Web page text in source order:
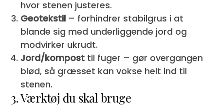
hvor stenen justeres.
Geotekstil – forhindrer stabilgrus i at
blande sig med underliggende jord og
modvirker ukrudt.
Jord/kompost til fuger – gør overgangen
blød, så græsset kan vokse helt ind til
stenen.
3. Værktøj du skal bruge